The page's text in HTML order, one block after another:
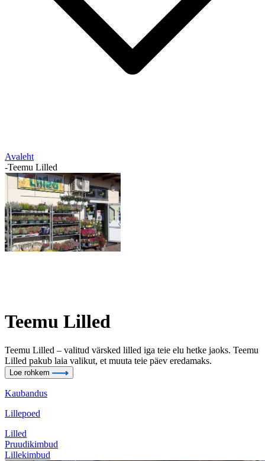
Avaleht
-Teemu Lilled
Teemu Lilled
Teemu Lilled – valitud värsked lilled iga teie elu hetke jaoks. Teemu
Lilled pakub laia valikut, et muuta teie päev eredamaks.
Loe rohkem
Kaubandus
Lillepoed
Lilled
Pruudikimbud
Lillekimbud